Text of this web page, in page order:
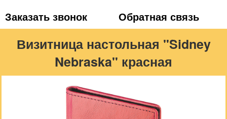
Заказать звонок
Обратная связь
Визитница настольная "Sidney
Nebraska" красная